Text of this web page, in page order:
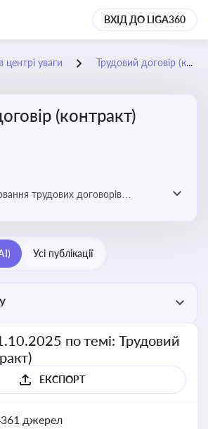
ВХІД ДО LIGA360
центрі уваги Трудовий договір (контракт)
(контракт)
трудових договорів
Усі публікації
по темі: Трудовий
ЕКСПОРТ
джерел